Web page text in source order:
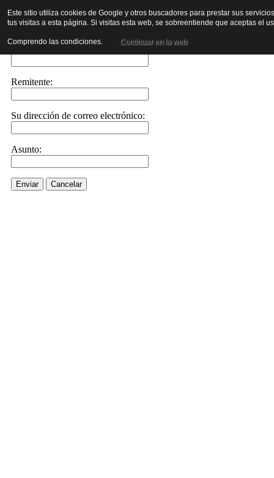
Envíe este enlace a un amigo por correo electrónico
Enviar correo electrónico a::
Remitente:
Su dirección de correo electrónico:
Asunto:
Enviar Cancelar
Este sitio utiliza cookies de Google y otros buscadores para prestar sus
tus visitas a esta página. Si visitas esta web, se sobreentiende que aceptas el
Comprendo las condiciones. Continuar en la web